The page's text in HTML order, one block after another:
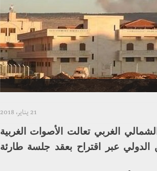
21 يناير، 2018
الغربي تعالت الأصوات الغربية
الدولي عبر اقتراح بعقد جلسة طارئة